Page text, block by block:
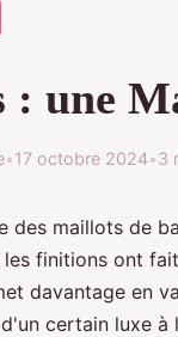
: une
•17 octobre 2024•3
des maillots de
finitions ont
davantage en
certain luxe à